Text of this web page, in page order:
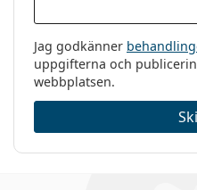
Jag godkänner
uppgifterna och
webbplatsen.